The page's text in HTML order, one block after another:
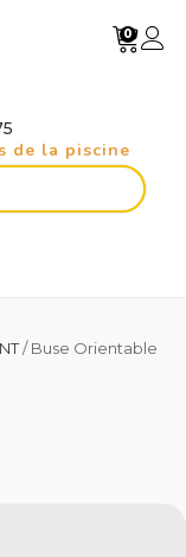
0
de la piscine
/ Buse Orientable